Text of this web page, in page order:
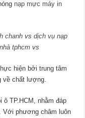
nạp mực máy in
chanh vsdịch vụ nạp
tphcm vs
hiện bởi trung tâm
về chất lượng.
ô TP.HCM, nhằm đáp
Với phương châm luôn